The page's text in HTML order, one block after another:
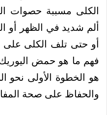
الكلى مسببة حصوات
ألم شديد في الظهر أو
أو حتى تلف الكلى على
فهم ما هو حمض اليوريك
هو الخطوة الأولى نحو
والحفاظ على صحة